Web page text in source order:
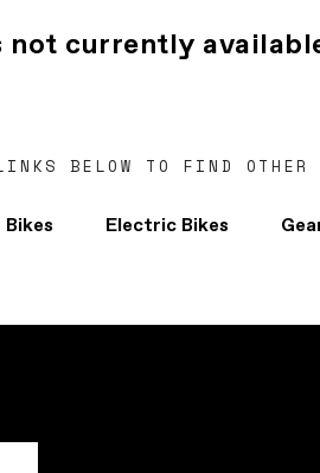
currently
BELOW TO FIND OTHER
Bikes Electric Bikes